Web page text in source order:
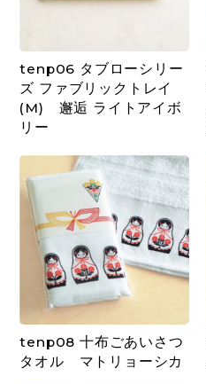
tenp06 タブローシリー
ズ ファブリックトレイ
(M) 邂逅 ライトアイボ
リー
tenp08 十布ごあいさつ
タオル マトリョーシカ